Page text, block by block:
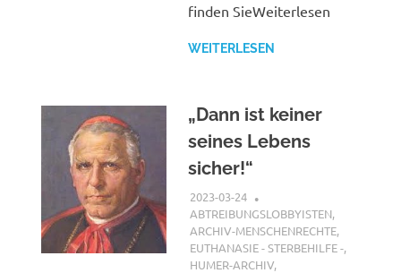
finden SieWeiterlesen
WEITERLESEN
„Dann ist keiner
seines Lebens
sicher!“
2023-03-24
ABTREIBUNGSLOBBYISTEN,
ARCHIV-MENSCHENRECHTE,
EUTHANASIE - STERBEHILFE -,
HUMER-ARCHIV,